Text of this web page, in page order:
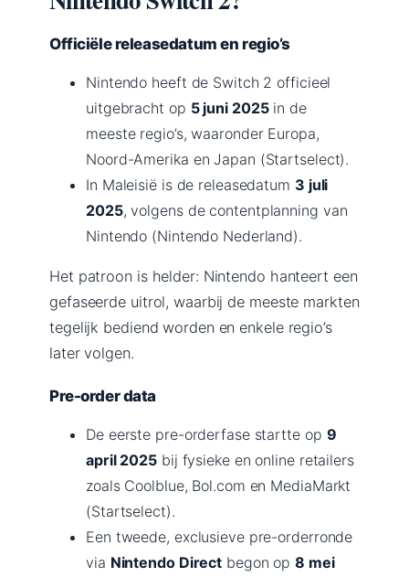
Officiële releasedatum en regio’s
Nintendo heeft de Switch 2 officieel
uitgebracht op 5 juni 2025in de
meeste regio’s, waaronder Europa,
Noord-Amerika en Japan (Startselect).
In Maleisië is de releasedatum 3 juli
2025, volgens de contentplanning van
Nintendo (Nintendo Nederland).
Het patroon is helder: Nintendo hanteert een
gefaseerde uitrol, waarbij de meeste markten
tegelijk bediend worden en enkele regio’s
later volgen.
Pre-order data
De eerste pre-orderfase startte op 9
april 2025 bij fysieke en online retailers
zoals Coolblue, Bol.com en MediaMarkt
(Startselect).
Een tweede, exclusieve pre-orderronde
via Nintendo Direct begon op8 mei